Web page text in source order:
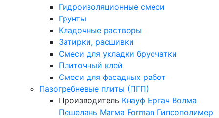
Гидроизоляционные смеси
Грунты
Кладочные растворы
Затирки, расшивки
Смеси для укладки брусчатки
Плиточный клей
Смеси для фасадных работ
Пазогребневые плиты (ПГП)
Производитель Кнауф Ергач Волма
Пешелань Магма Forman Гипсополимер